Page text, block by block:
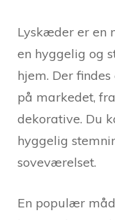
Lyskæder er en
en hyggelig og
hjem. Der
på markedet,
dekorative. Du
hyggelig
soveværelset.
En populær